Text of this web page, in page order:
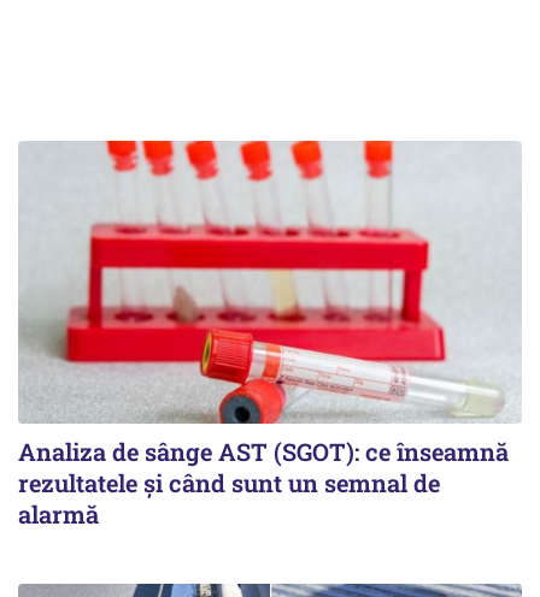
Analiza de sânge AST (SGOT): ce înseamnă
rezultatele și când sunt un semnal de
alarmă